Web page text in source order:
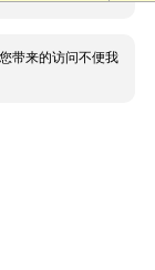
带来的访问不便我